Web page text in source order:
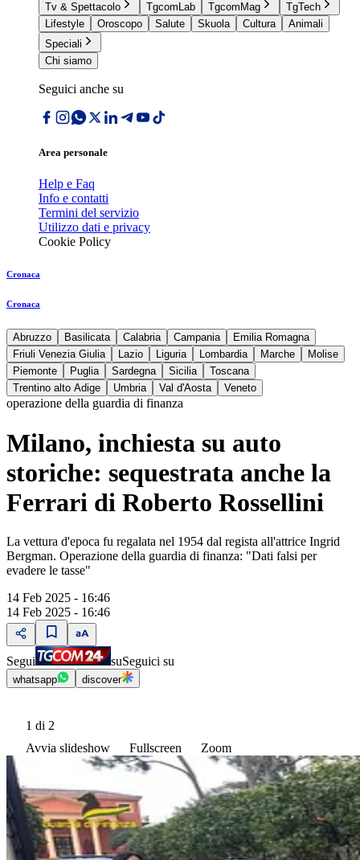
Tv & Spettacolo
TgcomLab TgcomMag
TgTech
Lifestyle
Oroscopo Salute Skuola Cultura
Animali
Speciali
Chi siamo
Seguici anche su
Area personale
Help e Faq
Info e contatti
Termini del servizio
Utilizzo dati e privacy
Cookie Policy
Cronaca
Cronaca
Abruzzo Basilicata Calabria Campania
Emilia Romagna
Friuli Venezia Giulia
Lazio Liguria Lombardia Marche
Molise
Piemonte
Puglia Sardegna Sicilia
Toscana
Trentino alto Adige
Umbria Val d'Aosta Veneto
operazione della guardia di finanza
Milano, inchiesta su auto
storiche: sequestrata anche la
Ferrari di Roberto Rossellini
La vettura d'epoca fu regalata nel 1954 dal regista all'attrice Ingrid
Bergman. Operazione della guardia di finanza: "Dati falsi per
evadere le tasse"
14 Feb 2025 - 16:46
14 Feb 2025 - 16:46
Segui suSeguici su
whatsapp discover
1 di 2
Avvia slideshow
Fullscreen Zoom